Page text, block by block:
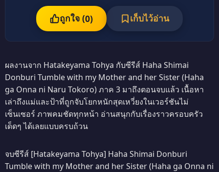
ถูกใจ (0) เก็บไว้อ่าน
ผลงานจาก Hatakeyama Tohya กับซีรีส์ Haha Shimai
Donburi Tumble with my Mother and her Sister (Haha
ga Onna ni Naru Tokoro) ภาค 3 มาถึงตอนจบแล้ว เนื้อหา
เล่าถึงแม่และป้าที่ถูกจับโยกหนักสุดเหวี่ยงในเวอร์ชันไม่
เซ็นเซอร์ ภาพคมชัดทุกหน้า อ่านสนุกกับเรื่องราวครอบครัว
เด็ดๆ ได้เลยแบบครบถ้วน
จบซีรีส์ [Hatakeyama Tohya] Haha Shimai Donburi
Tumble with my Mother and her Sister (Haha ga Onna ni